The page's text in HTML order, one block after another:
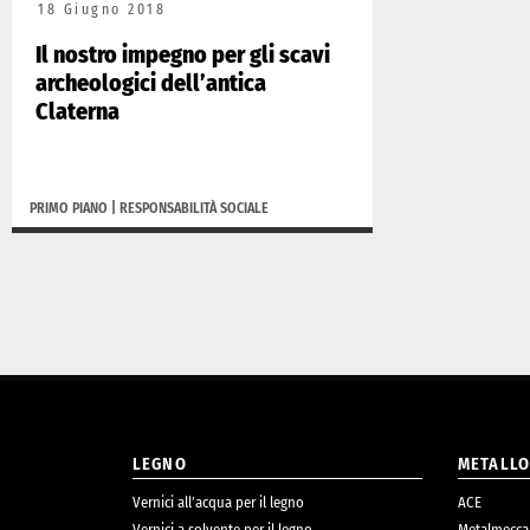
18 Giugno 2018
Il nostro impegno per gli scavi
archeologici dell’antica
Claterna
PRIMO PIANO RESPONSABILITÀ SOCIALE
LEGNO
Vernici all’acqua per il legno
METALLO
ACE